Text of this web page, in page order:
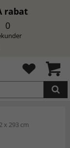
rabat
59
x 293 cm